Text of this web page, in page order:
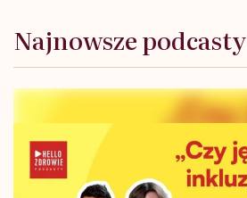
Najnowsze podcasty